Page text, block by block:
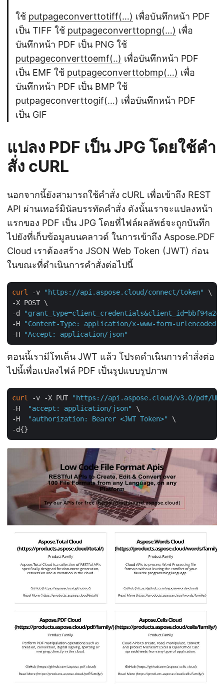
ใช้ putpageconverttotiff(…) เพื่อบันทึกหน้า PDF
เป็น TIFF ใช้ putpageconverttopng(…) เพื่อ
บันทึกหน้า PDF เป็น PNG ใช้
putpageconverttoemf(..) เพื่อบันทึกหน้า PDF
เป็น EMF ใช้ putpageconverttobmp(…) เพื่อ
บันทึกหน้า PDF เป็น BMP ใช้
putpageconverttogif(…) เพื่อบันทึกหน้า PDF
เป็น GIF
แปลง PDF เป็น JPG โดยใช้คำ
สั่ง cURL
นอกจากนี้ยังสามารถใช้คำสั่ง cURL เพื่อเข้าถึง REST
API ผ่านเทอร์มินัลบรรทัดคำสั่ง ดังนั้นเราจะแปลงหน้า
แรกของ PDF เป็น JPG โดยที่ไฟล์ผลลัพธ์จะถูกบันทึก
ไปยังที่เก็บข้อมูลบนคลาวด์ ในการเข้าถึง Aspose.PDF
Cloud เราต้องสร้าง JSON Web Token (JWT) ก่อน
ในขณะที่ดำเนินการคำสั่งต่อไปนี้
curl -v "https://api.aspose.cloud/connect/token"
\
-X POST \
-d
"grant_type=client_credentials&client_id=bbf94a2c-
-H
"Content-Type: application/x-www-form-urlencoded"
-H
"Accept: application/json"
ตอนนี้เรามีโทเค็น JWT แล้ว โปรดดำเนินการคำสั่งต่อ
ไปนี้เพื่อแปลงไฟล์ PDF เป็นรูปแบบรูปภาพ
curl -v -X PUT
"https://api.aspose.cloud/v3.0/pdf/
-H
"accept: application/json"
\
-H
"authorization: Bearer <JWT Token>"
\